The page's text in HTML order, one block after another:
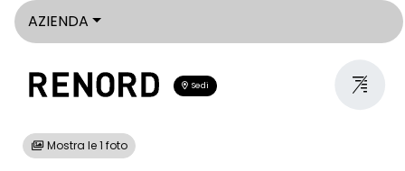
AZIENDA
Sedi
Mostra le 1 foto